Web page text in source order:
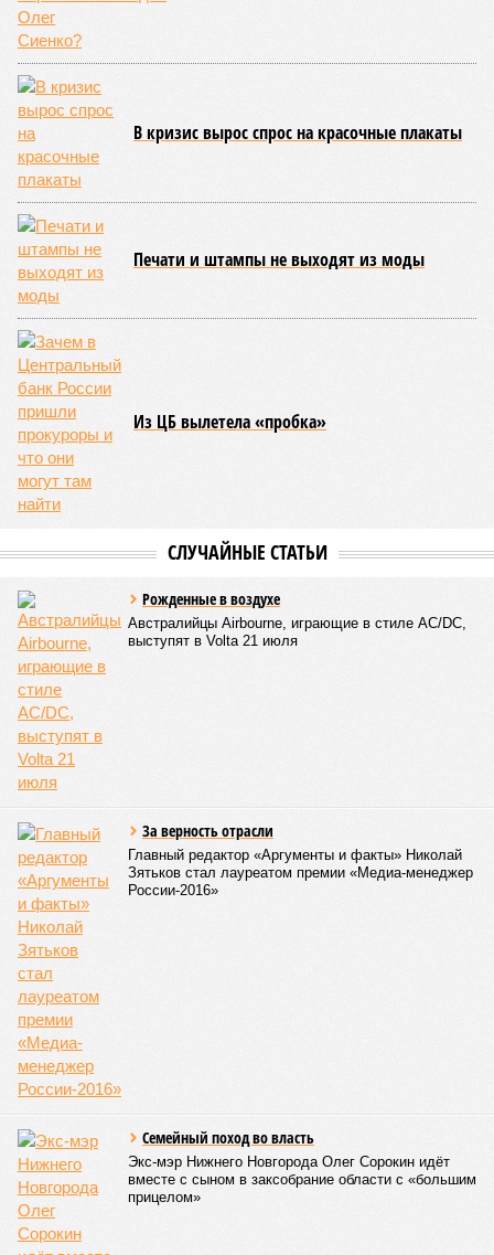
В кризис вырос спрос на красочные плакаты
Печати и штампы не выходят из моды
Из ЦБ вылетела «пробка»
СЛУЧАЙНЫЕ СТАТЬИ
Рожденные в воздухе
Австралийцы Airbourne, играющие в стиле AC/DC,
выступят в Volta 21 июля
За верность отрасли
Главный редактор «Аргументы и факты» Николай
Зятьков стал лауреатом премии «Медиа-менеджер
России-2016»
Семейный поход во власть
Экс-мэр Нижнего Новгорода Олег Сорокин идёт
вместе с сыном в заксобрание области с «большим
прицелом»